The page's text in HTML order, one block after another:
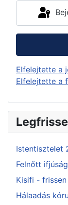
Elfelejtette a
Elfelejtette a
Istentisztelet
Felnőtt
Kisifi -
Hálaadás